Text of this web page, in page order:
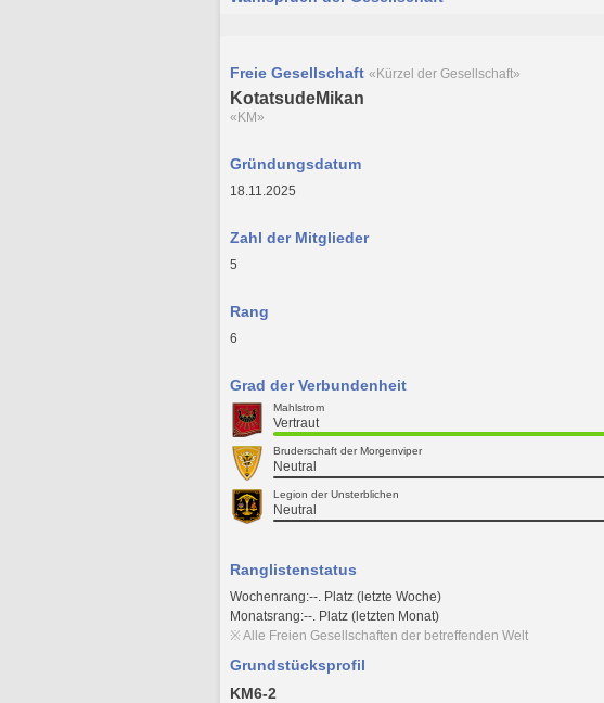
Freie Gesellschaft «Kürzel der Gesellschaft»
KotatsudeMikan
«KM»
Gründungsdatum
18.11.2025
Zahl der Mitglieder
5
Rang
6
Grad der Verbundenheit
Mahlstrom
Vertraut
Bruderschaft der Morgenviper
Neutral
Legion der Unsterblichen
Neutral
Ranglistenstatus
Wochenrang:--. Platz (letzte Woche)
Monatsrang:--. Platz (letzten Monat)
※ Alle Freien Gesellschaften der betreffenden Welt
Grundstücksprofil
KM6-2